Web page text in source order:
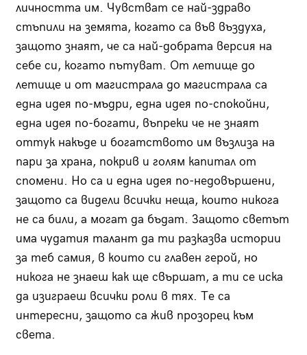
личността им. Чувстват се най-здраво
стъпили на земята, когато са във въздуха,
защото знаят, че са най-добрата версия на
себе си, когато пътуват. От летище до
летище и от магистрала до магистрала са
една идея по-мъдри, една идея по-спокойни,
една идея по-богати, въпреки че не знаят
оттук накъде и богатството им възлиза на
пари за храна, покрив и голям капитал от
спомени. Но са и една идея по-недовършени,
защото са видели всички неща, които никога
не са били, а могат да бъдат. Защото светът
има чудатия талант да ти разказва истории
за теб самия, в които си главен герой, но
никога не знаеш как ще свършат, а ти се иска
да изиграеш всички роли в тях. Те са
интересни, защото са жив прозорец към
света.